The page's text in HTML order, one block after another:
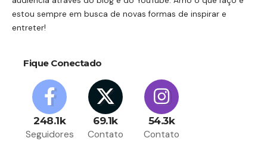
estou sempre em busca de novas formas de inspirar e
entreter!
Fique Conectado
248.1k
Seguidores
69.1k
Contato
54.3k
Contato